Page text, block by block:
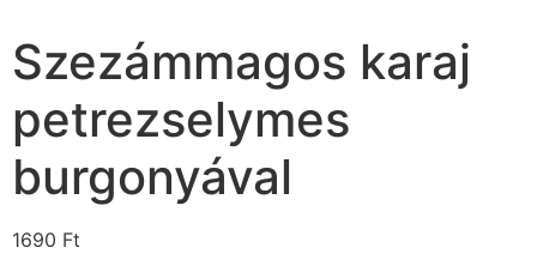
Szezámmagos karaj
petrezselymes
burgonyával
1690 Ft